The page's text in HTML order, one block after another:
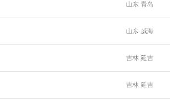
山东 青岛
山东 威海
吉林 延吉
吉林 延吉